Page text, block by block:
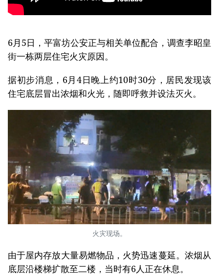
6月5日，平富坊公安正与相关单位配合，调查李昭皇
街一栋两层住宅火灾原因。
据初步消息，6月4日晚上约10时30分，居民发现该
住宅底层冒出浓烟和火光，随即呼救并设法灭火。
火灾现场。
由于屋内存放大量易燃物品，火势迅速蔓延。浓烟从
底层沿楼梯扩散至二楼，当时有6人正在休息。